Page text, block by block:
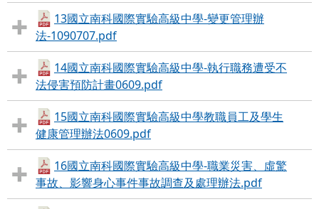
13國立南科國際實驗高級中學-變更管理辦
法-1090707.pdf
14國立南科國際實驗高級中學-執行職務遭受不
法侵害預防計畫0609.pdf
15國立南科國際實驗高級中學教職員工及學生
健康管理辦法0609.pdf
16國立南科國際實驗高級中學-職業災害、虛驚
事故、影響身心事件事故調查及處理辦法.pdf